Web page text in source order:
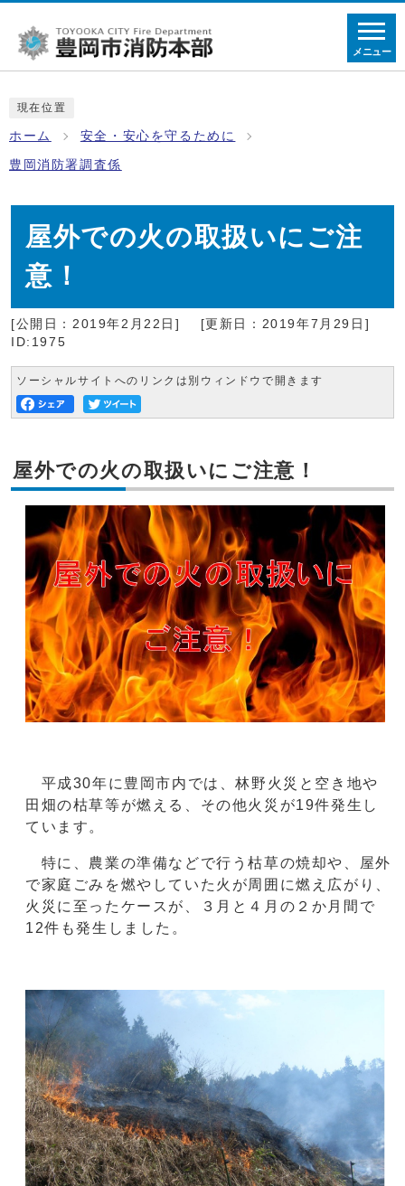
メニュー
現在位置
ホーム 安全・安心を守るために
豊岡消防署調査係
屋外での火の取扱いにご注
意！
[公開日：2019年2月22日]
[更新日：2019年7月29日]
ID:1975
ソーシャルサイトへのリンクは別ウィンドウで開きます
屋外での火の取扱いにご注意！
平成30年に豊岡市内では、林野火災と空き地や
田畑の枯草等が燃える、その他火災が19件発生し
ています。
特に、農業の準備などで行う枯草の焼却や、屋外
で家庭ごみを燃やしていた火が周囲に燃え広がり、
火災に至ったケースが、３月と４月の２か月間で
12件も発生しました。